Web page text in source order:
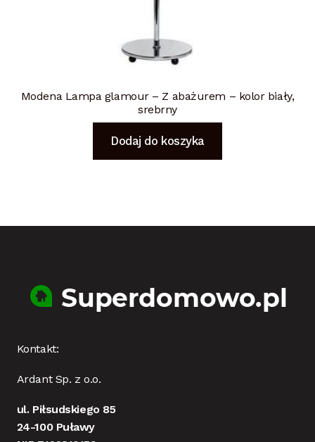
Modena Lampa glamour – Z abażurem – kolor biały,
srebrny
Dodaj do koszyka
Kontakt:
Ardant Sp. z o.o.
ul. Piłsudskiego 85
24-100 Puławy